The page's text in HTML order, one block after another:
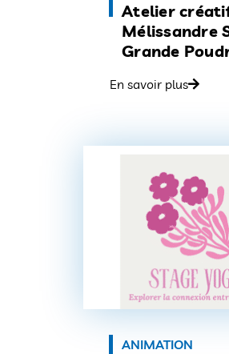
Atelier
Mélissandre
Grande
En savoir plus
ANIMATION